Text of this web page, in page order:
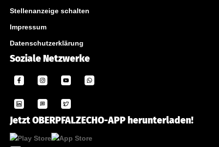
Stellenanzeige schalten
Impressum
Datenschutzerklärung
Soziale Netzwerke
Jetzt OBERPFALZECHO-APP herunterladen!